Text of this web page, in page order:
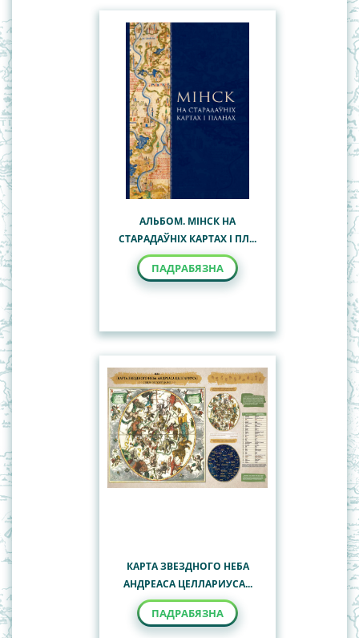
АЛЬБОМ. МІНСК НА
СТАРАДАЎНІХ КАРТАХ І ПЛ...
ПАДРАБЯЗНА
КАРТА ЗВЕЗДНОГО НЕБА
АНДРЕАСА ЦЕЛЛАРИУСА...
ПАДРАБЯЗНА